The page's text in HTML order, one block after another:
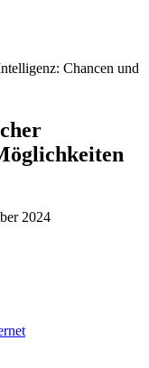
Chancen und
2024